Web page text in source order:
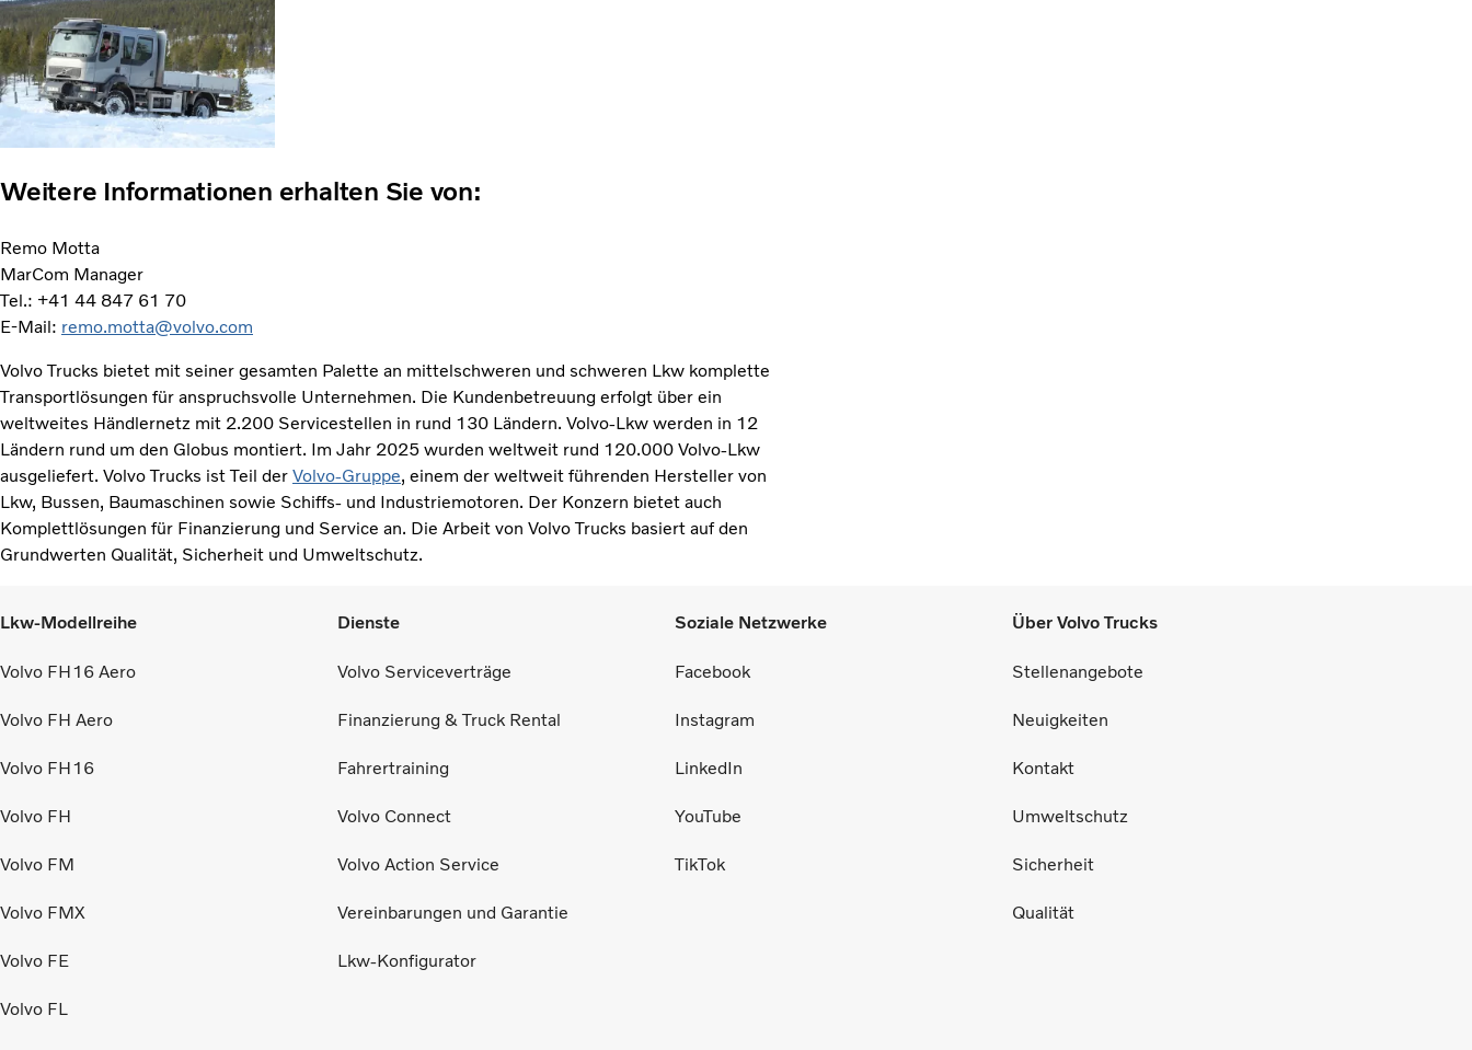
Weitere Informationen erhalten Sie von:
Remo Motta
MarCom Manager
Tel.: +41 44 847 61 70
E-Mail: remo.motta@volvo.com
Volvo Trucks bietet mit seiner gesamten Palette an mittelschweren und schweren Lkw komplette
Transportlösungen für anspruchsvolle Unternehmen. Die Kundenbetreuung erfolgt über ein
weltweites Händlernetz mit 2.200 Servicestellen in rund 130 Ländern. Volvo-Lkw werden in 12
Ländern rund um den Globus montiert. Im Jahr 2025 wurden weltweit rund 120.000 Volvo-Lkw
ausgeliefert. Volvo Trucks ist Teil der Volvo-Gruppe, einem der weltweit führenden Hersteller von
Lkw, Bussen, Baumaschinen sowie Schiffs- und Industriemotoren. Der Konzern bietet auch
Komplettlösungen für Finanzierung und Service an. Die Arbeit von Volvo Trucks basiert auf den
Grundwerten Qualität, Sicherheit und Umweltschutz.
Lkw-Modellreihe
Volvo FH16 Aero
Volvo FH Aero
Volvo FH16
Volvo FH
Volvo FM
Volvo FMX
Volvo FE
Volvo FL
Dienste
Volvo Serviceverträge
Finanzierung & Truck Rental
Fahrertraining
Volvo Connect
Volvo Action Service
Vereinbarungen und Garantie
Lkw-Konfigurator
Soziale Netzwerke
Facebook
Instagram
LinkedIn
YouTube
TikTok
Über Volvo Trucks
Stellenangebote
Neuigkeiten
Kontakt
Umweltschutz
Sicherheit
Qualität